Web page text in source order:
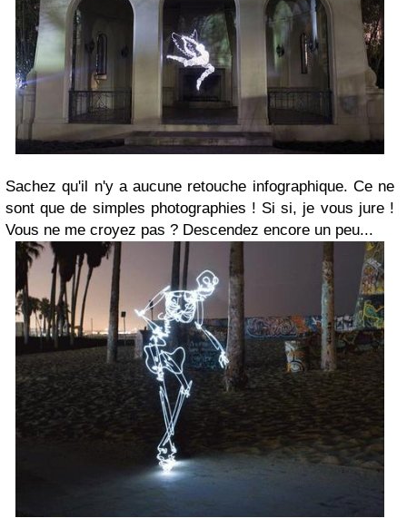
Sachez qu'il n'y a aucune retouche infographique. Ce ne
sont que de simples photographies ! Si si, je vous jure !
Vous ne me croyez pas ? Descendez encore un peu...